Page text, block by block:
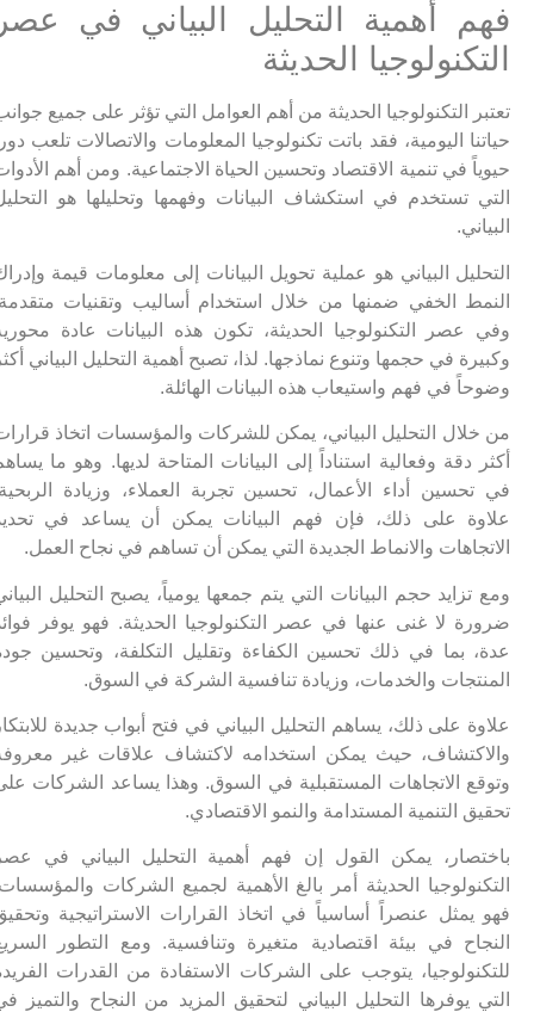
فهم أهمية التحليل البياني في عصر
التكنولوجيا الحديثة
تعتبر التكنولوجيا الحديثة من أهم العوامل التي تؤثر على جميع جوانب
حياتنا اليومية، فقد باتت تكنولوجيا المعلومات والاتصالات تلعب دوراً
حيوياً في تنمية الاقتصاد وتحسين الحياة الاجتماعية. ومن أهم الأدوات
التي تستخدم في استكشاف البيانات وفهمها وتحليلها هو التحليل
البياني.
التحليل البياني هو عملية تحويل البيانات إلى معلومات قيمة وإدراك
النمط الخفي ضمنها من خلال استخدام أساليب وتقنيات متقدمة.
وفي عصر التكنولوجيا الحديثة، تكون هذه البيانات عادة محورية
وكبيرة في حجمها وتنوع نماذجها. لذا، تصبح أهمية التحليل البياني أكثر
وضوحاً في فهم واستيعاب هذه البيانات الهائلة.
من خلال التحليل البياني، يمكن للشركات والمؤسسات اتخاذ قرارات
أكثر دقة وفعالية استناداً إلى البيانات المتاحة لديها. وهو ما يساهم
في تحسين أداء الأعمال، تحسين تجربة العملاء، وزيادة الربحية.
علاوة على ذلك، فإن فهم البيانات يمكن أن يساعد في تحديد
الاتجاهات والانماط الجديدة التي يمكن أن تساهم في نجاح العمل.
ومع تزايد حجم البيانات التي يتم جمعها يومياً، يصبح التحليل البياني
ضرورة لا غنى عنها في عصر التكنولوجيا الحديثة. فهو يوفر فوائد
عدة، بما في ذلك تحسين الكفاءة وتقليل التكلفة، وتحسين جودة
المنتجات والخدمات، وزيادة تنافسية الشركة في السوق.
علاوة على ذلك، يساهم التحليل البياني في فتح أبواب جديدة للابتكار
والاكتشاف، حيث يمكن استخدامه لاكتشاف علاقات غير معروفة
وتوقع الاتجاهات المستقبلية في السوق. وهذا يساعد الشركات على
تحقيق التنمية المستدامة والنمو الاقتصادي.
باختصار، يمكن القول إن فهم أهمية التحليل البياني في عصر
التكنولوجيا الحديثة أمر بالغ الأهمية لجميع الشركات والمؤسسات.
فهو يمثل عنصراً أساسياً في اتخاذ القرارات الاستراتيجية وتحقيق
النجاح في بيئة اقتصادية متغيرة وتنافسية. ومع التطور السريع
للتكنولوجيا، يتوجب على الشركات الاستفادة من القدرات الفريدة
التي يوفرها التحليل البياني لتحقيق المزيد من النجاح والتميز في